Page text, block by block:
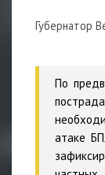
Губернатор
По
атаке